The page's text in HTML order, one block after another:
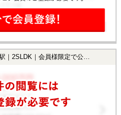
｜会員様限定で公開中！】